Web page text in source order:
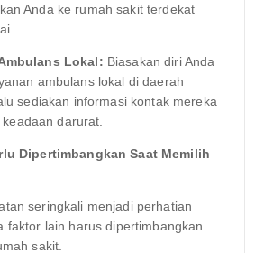
Anda ke rumah sakit terdekat
Lokal: Biasakan diri Anda
ambulans lokal di daerah
sediakan informasi kontak mereka
darurat.
Dipertimbangkan Saat Memilih
seringkali menjadi perhatian
faktor lain harus dipertimbangkan
sakit.